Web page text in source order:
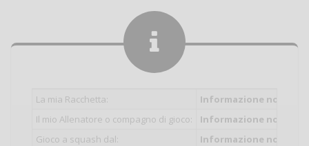
La mia Racchetta:
Informazione non
Il mio Allenatore o compagno di gioco:
Informazione non
Gioco a squash dal:
Informazione non